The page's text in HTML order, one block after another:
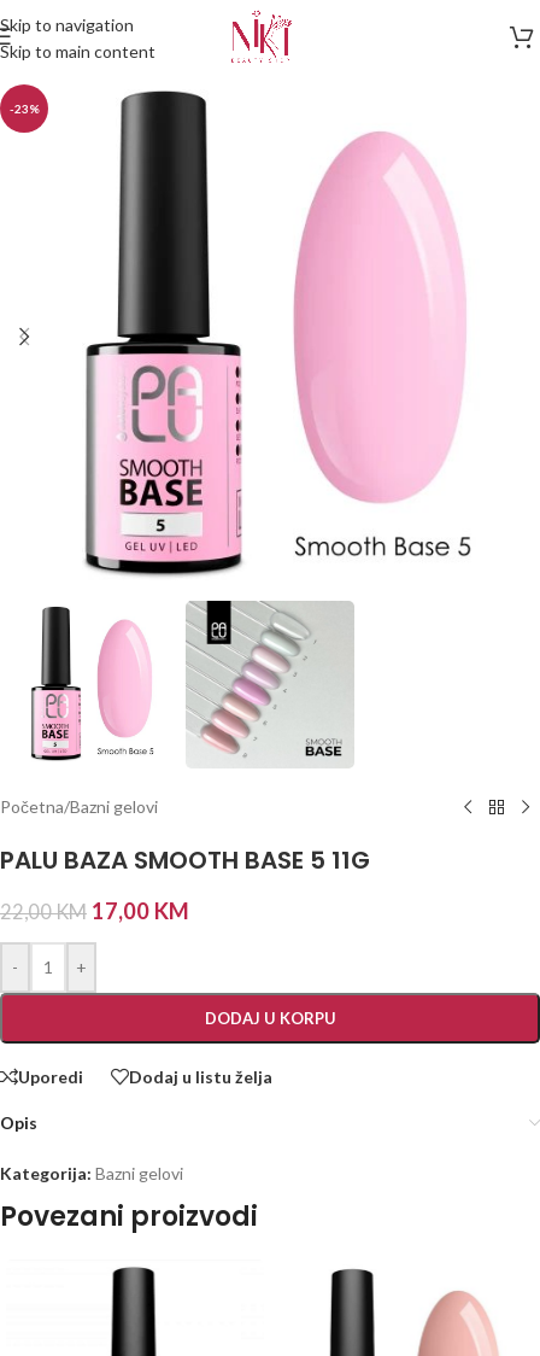
Skip to navigation
Skip to main content
-23%
Početna/Bazni gelovi
PALU BAZA SMOOTH BASE 5 11G
22,00KM 17,00 KM
- +
DODAJ U KORPU
Uporedi Dodaj u listu želja
Opis
Kategorija: Bazni gelovi
Povezani proizvodi